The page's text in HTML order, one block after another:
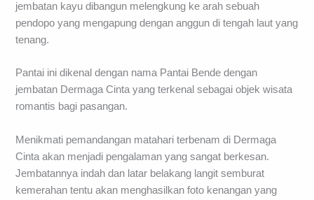
jembatan kayu dibangun melengkung ke arah sebuah
pendopo yang mengapung dengan anggun di tengah laut yang
tenang.
Pantai ini dikenal dengan nama Pantai Bende dengan
jembatan Dermaga Cinta yang terkenal sebagai objek wisata
romantis bagi pasangan.
Menikmati pemandangan matahari terbenam di Dermaga
Cinta akan menjadi pengalaman yang sangat berkesan.
Jembatannya indah dan latar belakang langit semburat
kemerahan tentu akan menghasilkan foto kenangan yang